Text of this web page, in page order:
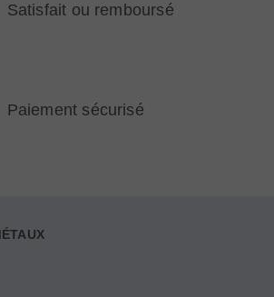
Satisfait ou remboursé
Paiement sécurisé